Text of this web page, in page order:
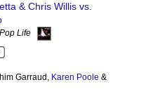
& Chris Willis vs.
Pop Life
Garraud, Karen Poole &